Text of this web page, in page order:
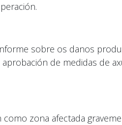
sobre os danos
de medidas de
zona afectada